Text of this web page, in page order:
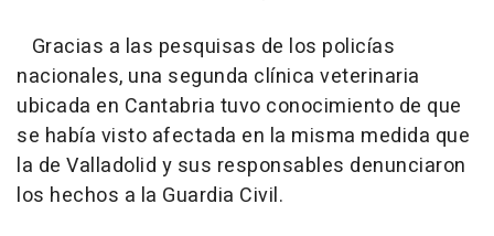
Gracias a las pesquisas de los policías
nacionales, una segunda clínica veterinaria
ubicada en Cantabria tuvo conocimiento de que
se había visto afectada en la misma medida que
la de Valladolid y sus responsables denunciaron
los hechos a la Guardia Civil.